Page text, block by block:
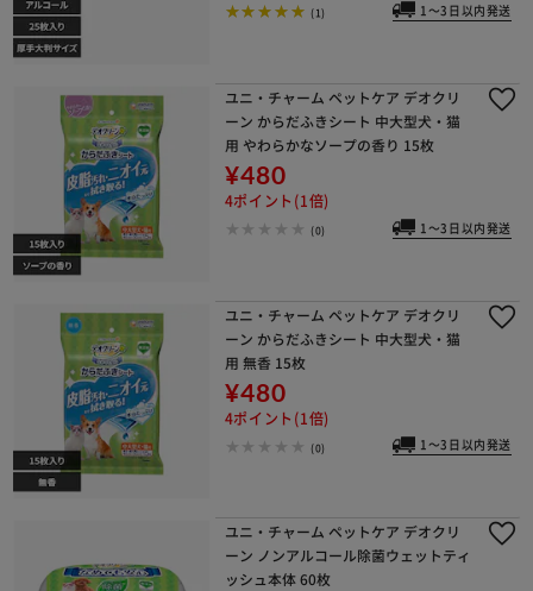
(1) 1～3日以内発送
ユニ・チャーム ペットケア デオクリ
ーン からだふきシート 中大型犬・猫
用 やわらかなソープの香り 15枚
¥480
4ポイント(1倍)
(0) 1～3日以内発送
ユニ・チャーム ペットケア デオクリ
ーン からだふきシート 中大型犬・猫
用 無香 15枚
¥480
4ポイント(1倍)
(0) 1～3日以内発送
ユニ・チャーム ペットケア デオクリ
ーン ノンアルコール除菌ウェットティ
ッシュ本体 60枚